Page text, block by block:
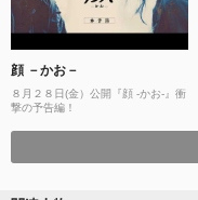
顔 －かお－
８月２８日(金）公開『顔 -かお-』衝
撃の予告編！